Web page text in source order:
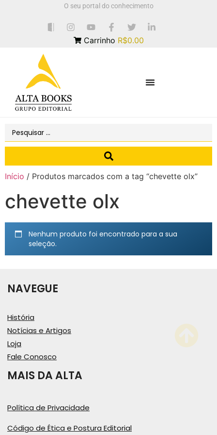
O seu portal do conhecimento
Carrinho R$0.00
Início / Produtos marcados com a tag “chevette olx”
chevette olx
Nenhum produto foi encontrado para a sua
seleção.
NAVEGUE
História
Notícias e Artigos
Loja
Fale Conosco
MAIS DA ALTA
Política de Privacidade
Código de Ética e Postura Editorial